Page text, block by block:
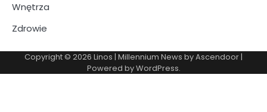
Wnętrza
Zdrowie
Copyright © 2026 Linos | Millennium News byAscendoor|
Powered byWordPress.